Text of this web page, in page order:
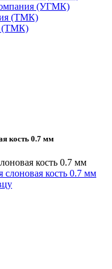
(УГМК)
(ТМК)
кость 0.7 мм
кость 0.7 мм